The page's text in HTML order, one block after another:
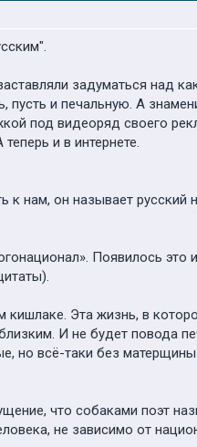
задуматься над
и печальную. А
под видеоряд своего
и в интернете.
к нам, он называет русский
Появилось это
кишлаке. Эта жизнь, в
И не будет повода
но всё-таки без
что собаками поэт
не зависимо от